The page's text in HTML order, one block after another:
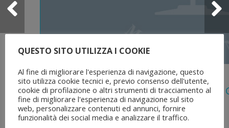
5 Agosto 2026
Legge 28 Luglio 2026 N. 137 “delega
Dell’ordinamento Forense”
QUESTO SITO UTILIZZA I COOKIE
Al fine di migliorare l'esperienza di navigazione, questo
sito utilizza cookie tecnici e, previo consenso dell'utente,
cookie di profilazione o altri strumenti di tracciamento al
fine di migliorare l'esperienza di navigazione sul sito
web, personalizzare contenuti ed annunci, fornire
funzionalità dei social media e analizzare il traffico.